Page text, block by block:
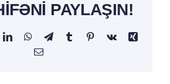
PAYLAŞIN!
LinkedInWhatsApp
TelegramTumblrPinterestVk
Xing
Email